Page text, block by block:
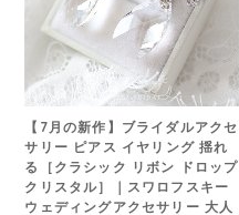
【7月の新作】ブライダルアクセ
サリー ピアス イヤリング 揺れ
る［クラシック リボン ドロップ
クリスタル］｜スワロフスキー
ウェディングアクセサリー 大人